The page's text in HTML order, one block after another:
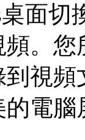
面切
。您
到視
的電